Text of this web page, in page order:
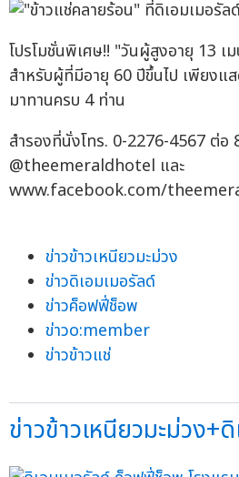
โปรโมชั่นพิเศษ!! "วันผู้สูงอายุ 13
สำหรับผู้ที่มีอายุ 60 ปีขึ้นไป เพียงแ
มาทานครบ 4 ท่าน
สำรองที่นั่งโทร. 0-2276-4567 ต่อ
@theemeraldhotel และ
www.facebook.com/
ข่าวข้าวเหนียวมะม่วง
ข่าวดิเอมเมอรัลด์
ข่าวค็อฟฟี่ช็อพ
ข่าวo:member
ข่าวข้าวแช่
ข่าวข้าวเหนียวมะม่วง+